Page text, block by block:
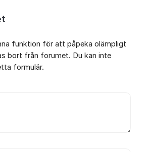
funktion för att påpeka olämpligt
bort från forumet. Du kan inte
formulär.